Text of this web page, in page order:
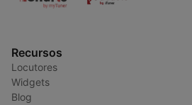
Recursos
Locutores
Widgets
Blog